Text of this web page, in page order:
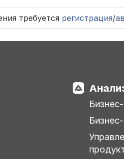
требуется регистрация/